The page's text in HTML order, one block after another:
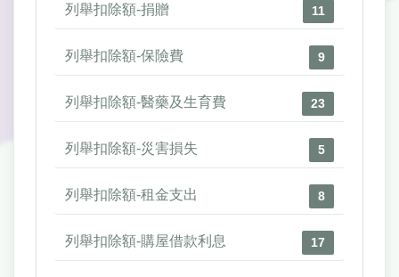
列舉扣除額-捐贈 11
列舉扣除額-保險費 9
列舉扣除額-醫藥及生育費 23
列舉扣除額-災害損失 5
列舉扣除額-租金支出 8
列舉扣除額-購屋借款利息 17